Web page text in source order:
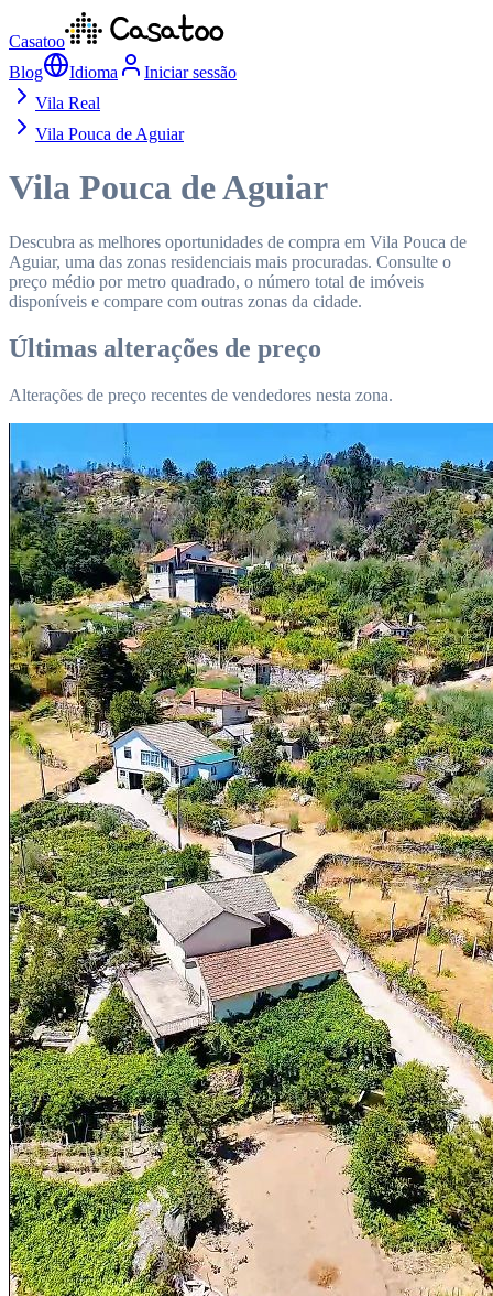
Casatoo
Blog
Idioma
Iniciar sessão
Vila Real
Vila Pouca de Aguiar
Vila Pouca de Aguiar
Descubra as melhores oportunidades de compra em Vila Pouca de
Aguiar, uma das zonas residenciais mais procuradas. Consulte o
preço médio por metro quadrado, o número total de imóveis
disponíveis e compare com outras zonas da cidade.
Últimas alterações de preço
Alterações de preço recentes de vendedores nesta zona.